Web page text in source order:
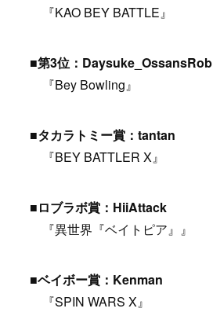
『KAO BEY BATTLE』
■第3位：Daysuke_OssansRob
『Bey Bowling』
■タカラトミー賞：tantan
『BEY BATTLER X』
■ロブラボ賞：HiiAttack
『異世界『ベイトピア』』
■ベイボー賞：Kenman
『SPIN WARS X』